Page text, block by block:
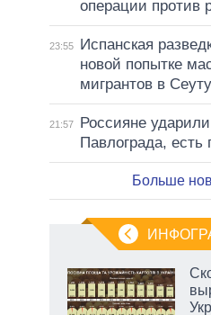
операции против
23:55
Испанская
новой попытке
мигрантов в Сеуту
21:57
Россияне
Павлограда,
Больше